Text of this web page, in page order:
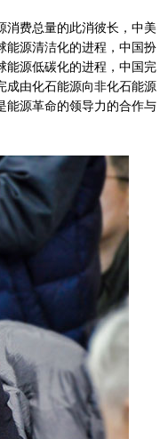
费总量的此消彼长，中美
能源清洁化的进程，中国扮
能源低碳化的进程，中国完
成由化石能源向非化石能源
能源革命的领导力的合作与